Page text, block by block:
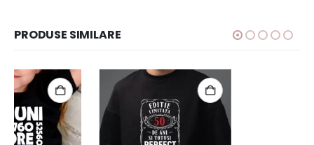
PRODUSE SIMILARE